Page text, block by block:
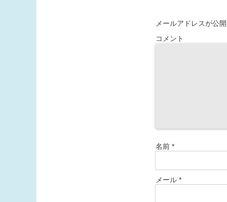
メールアドレスが公
コメント
名前 *
メール *